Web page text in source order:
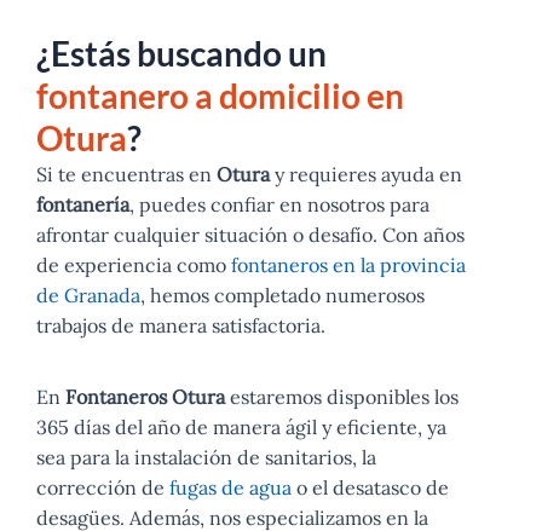
¿Estás buscando un
fontanero a domicilio en
Otura?
Si te encuentras en Oturay requieres ayuda en
fontanería, puedes confiar en nosotros para
afrontar cualquier situación o desafío. Con años
de experiencia como fontaneros en la provincia
de Granada, hemos completado numerosos
trabajos de manera satisfactoria.
En Fontaneros Oturaestaremos disponibles los
365 días del año de manera ágil y eficiente, ya
sea para la instalación de sanitarios, la
corrección de fugas de agua o el desatasco de
desagües. Además, nos especializamos en la